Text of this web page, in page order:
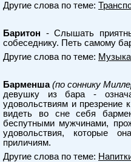
Другие слова по теме:
Баритон
- Слышать
собеседнику. Петь самому
Другие слова по теме:
Барменша (по соннику
девушку из бара -
удовольствиям и презрение
видеть во сне себя
беспутными мужчинами,
удовольствия, которые
приличиям.
Другие слова по теме: